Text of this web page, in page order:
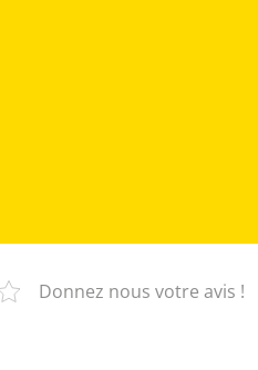
Donnez nous votre avis !